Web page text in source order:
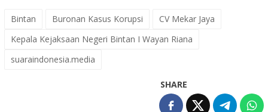
Bintan Buronan Kasus Korupsi
CV Mekar Jaya
Kepala Kejaksaan Negeri Bintan I Wayan Riana
suaraindonesia.media
SHARE